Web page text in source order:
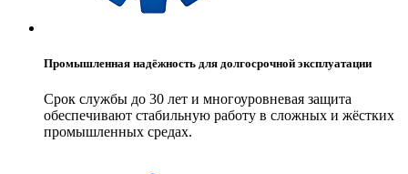
Промышленная надёжность для долгосрочной эксплуатации
Срок службы до 30 лет и многоуровневая защита
обеспечивают стабильную работу в сложных и жёстких
промышленных средах.